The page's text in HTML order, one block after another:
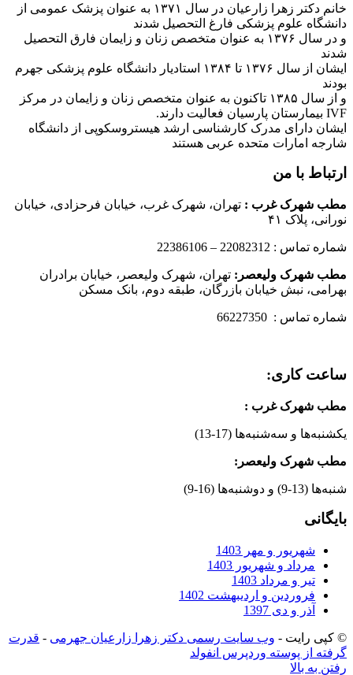
خانم دکتر زهرا زارعیان در سال ۱۳۷۱ به عنوان پزشک عمومی از
دانشگاه علوم پزشکی فارغ التحصیل شدند
و در سال ۱۳۷۶ به عنوان متخصص زنان و زایمان فارق التحصیل
شدند
ایشان از سال ۱۳۷۶ تا ۱۳۸۴ استادیار دانشگاه علوم پزشکی جهرم
بودند
و از سال ۱۳۸۵ تاکنون به عنوان متخصص زنان و زایمان در مرکز
IVF بیمارستان پارسیان فعالیت دارند.
ایشان دارای مدرک کارشناسی ارشد هیستروسکوپی از دانشگاه
شارجه امارات متحده عربی هستند
ارتباط با من
مطب شهرک غرب : تهران، شهرک غرب، خیابان فرحزادی، خیابان
نورانی، پلاک ۴۱
شماره تماس : 22082312 – 22386106
مطب شهرک ولیعصر: تهران، شهرک ولیعصر، خیابان برادران
بهرامی، نبش خیابان بازرگان، طبقه دوم، بانک مسکن
شماره تماس : 66227350
ساعت کاری:
مطب شهرک غرب :
یکشنبه‌ها و سه‌شنبه‌ها (17-13)
مطب شهرک ولیعصر:
شنبه‌ها (13-9) و دوشنبه‌ها (16-9)
بایگانی
شهریور و مهر 1403
مرداد و شهریور 1403
تیر و مرداد 1403
فروردین و اردیبهشت 1402
آذر و دی 1397
© کپی رایت - وب سایت رسمی دکتر زهرا زارعیان جهرمی - قدرت
گرفته از پوسته وردپرس انفولد
رفتن به بالا